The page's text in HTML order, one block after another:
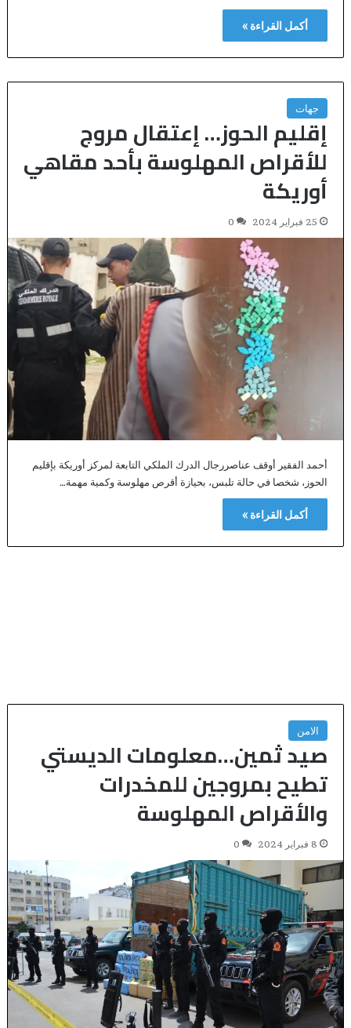
أكمل القراءة »
جهات
إقليم الحوز… إعتقال مروج
للأقراص المهلوسة بأحد مقاهي
أوريكة
25 فبراير 2024 0
أحمد الفقير أوقف عناصررجال الدرك الملكي التابعة لمركز أوريكة بإقليم
الحوز، شخصا في حالة تلبس، بحيازة أقرص مهلوسة وكمية مهمة…
أكمل القراءة »
الامن
صيد ثمين…معلومات الديستي
تطيح بمروجين للمخدرات
والأقراص المهلوسة
8 فبراير 2024 0